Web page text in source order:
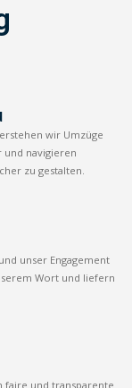
wir Umzüge
navigieren
zu gestalten.
unser Engagement
Wort und liefern
faire und transparente